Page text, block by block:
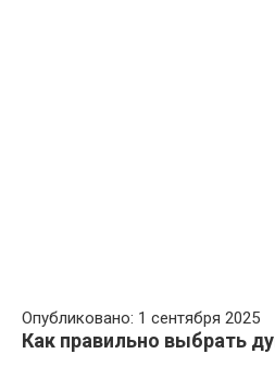
Опубликовано: 1 сентября 2025
Как правильно выбрать